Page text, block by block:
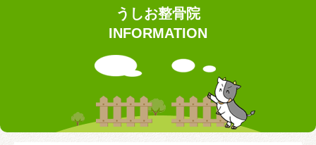
料金表
お知らせ
リアライン（骨盤矯正） トレーニング指導
うしお整骨院
INFORMATION